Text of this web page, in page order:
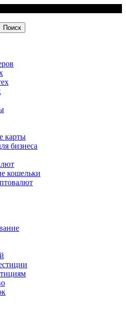
карты
бизнеса
кошельки